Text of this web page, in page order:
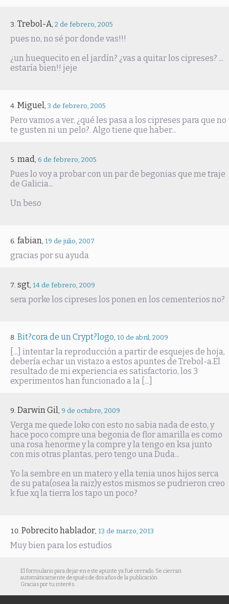
Trebol-A, 2 de febrero, 2005
pues no, no sé por donde vas!!!
¿un huequecito en el jardín? ¿vas a quitar los cipreses? ...
estaría bien!! jeje
Miguel, 3 de febrero, 2005
Pero vamos a ver, ¿qué les pasa a los cipreses para que no
te gusten ni un pelo?. Algo tiene que haber...
mad, 6 de febrero, 2005
Pues lo voy a probar con un par de begonias que me traje
de Galicia...
Un beso
fabian, 19 de julio, 2007
gracias por su ayuda
sgt, 14 de febrero, 2009
sera porke los cipreses los ponen en los cementerios no?
Bit?cora de un Crypt?logo, 10 de abril, 2009
[...] intentar la reproducción a partir de esquejes de hoja,
debería echar un vistazo a estos apuntes de Trebol-a.El
resultado de mi experiencia es satisfactorio, los 3
experimentos han funcionado a la [...]
Darwin Gil, 9 de octubre, 2009
Verga me quede loko con esto no sabia nada de esto, y
hace poco compre una begonia de flor amarilla es como
una rosa henorme y la compre y la tengo en ksa junto
con mis otras plantas, pero tengo una Duda...
Yo la sembre en un matero y ella tenia unos hijos serca
de su pata(osea la raiz)y estos mismos se pudrieron creo
k fue xq la tierra los tapo un poco?
Pobrecito hablador, 13 de marzo, 2013
Muy bien para los estudios
El formulario para dejar en este apunte ya fué cerrado. Se cierran
automáticamente después de dos años de la publicación.
Gracias por tu interés.